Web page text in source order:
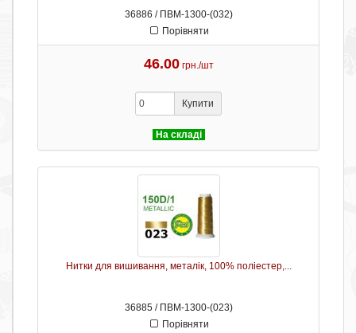
36886 / ПВМ-1300-(032)
Порівняти
46.00 грн./шт
Купити
На складі
Нитки для вишивання, металік, 100% поліестер,...
36885 / ПВМ-1300-(023)
Порівняти